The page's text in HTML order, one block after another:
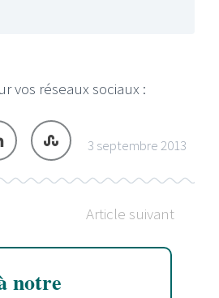
vos réseaux sociaux :
3 septembre 2013
Article suivant
notre